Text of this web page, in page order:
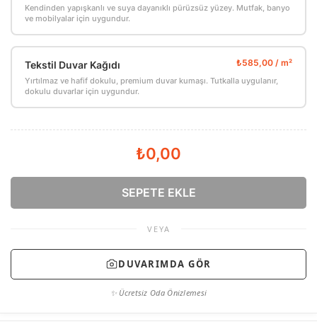
Kendinden yapışkanlı ve suya dayanıklı pürüzsüz yüzey. Mutfak, banyo
ve mobilyalar için uygundur.
Tekstil Duvar Kağıdı
Yırtılmaz ve hafif dokulu, premium duvar kumaşı. Tutkalla uygulanır,
dokulu duvarlar için uygundur.
₺0,00
SEPETE EKLE
VEYA
DUVARIMDA GÖR
✨ Ücretsiz Oda Önizlemesi